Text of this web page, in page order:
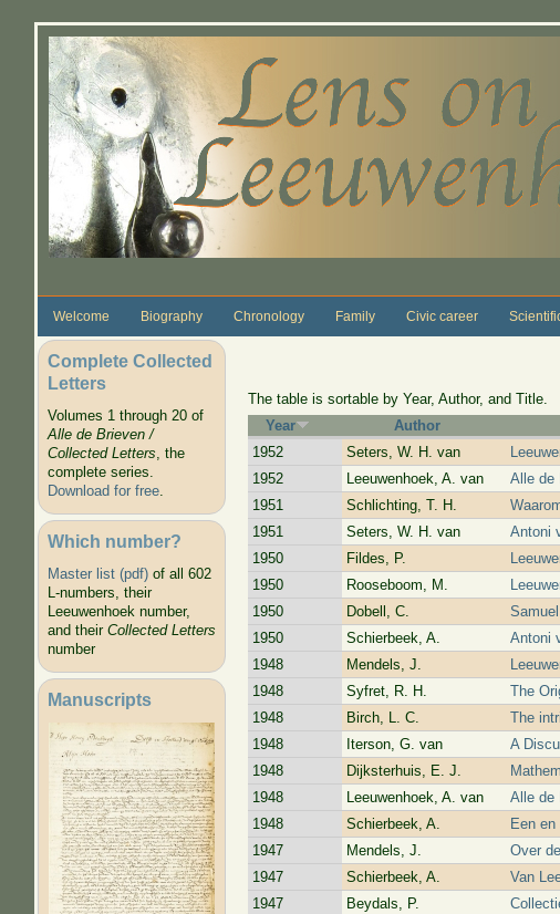
Welcome Biography Chronology Family Civic career
Complete Collected
Letters
Volumes 1 through 20 of
Alle de Brieven /
Collected Letters, the
complete series.
Download for free.
Which number?
Master list (pdf)of all 602
L-numbers, their
Leeuwenhoek number,
and their Collected Letters
number
Manuscripts
The table is sortable by Year, Author, and Title.
Year
Author
1952
Seters, W. H. van
1952
Leeuwenhoek, A. van
Alle de
1951
Schlichting, T. H.
1951
Seters, W. H. van
Antoni
1950
Fildes, P.
1950
Rooseboom, M.
1950
Dobell, C.
1950
Schierbeek, A.
Antoni
1948
Mendels, J.
1948
Syfret, R. H.
The
1948
Birch, L. C.
The
1948
Iterson, G. van
A
1948
Dijksterhuis, E. J.
1948
Leeuwenhoek, A. van
Alle de
1948
Schierbeek, A.
Een
1947
Mendels, J.
Over
1947
Schierbeek, A.
Van
1947
Beydals, P.